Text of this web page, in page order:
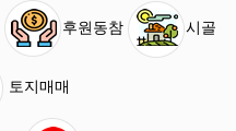
후원동참 시골
토지매매